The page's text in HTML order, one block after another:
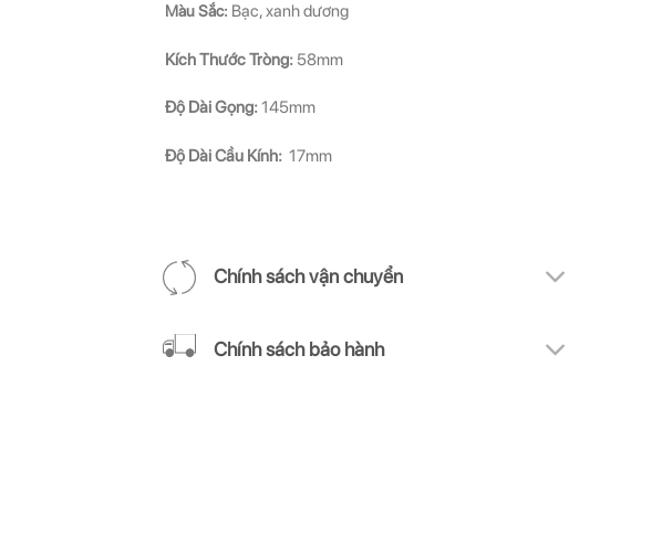
Màu Sắc: Bạc, xanh dương
Kích Thước Tròng: 58mm
Độ Dài Gọng:145mm
Độ Dài Cầu Kính:17mm
Chính sách vận chuyển
Chính sách bảo hành